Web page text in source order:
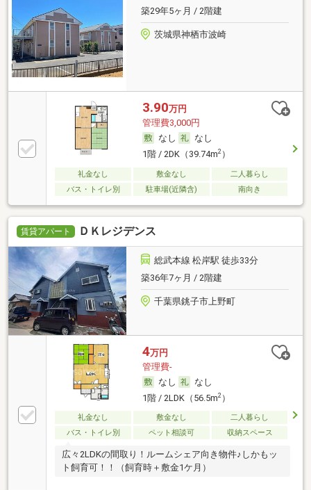
築29年5ヶ月 / 2階建
茨城県神栖市波崎
3.90万円
管理費3,000円
なし
なし
1階 / 2DK（39.74m2）
礼金なし 敷金なし
二人暮らし
バス・トイレ別
駐車場(近隣含) 南向き
賃貸アパート ＤＫレジデンス
総武本線 松岸駅 徒歩33分
築36年7ヶ月 / 2階建
千葉県銚子市上野町
4万円
管理費-
なし
なし
1階 / 2LDK（56.5m2）
礼金なし 敷金なし
二人暮らし
バス・トイレ別
ペット相談可 収納スペース
広々2LDKの間取り！ルームシェア向き物件♪しかもッ
ト飼育可！！（飼育時＋敷金1ケ月）